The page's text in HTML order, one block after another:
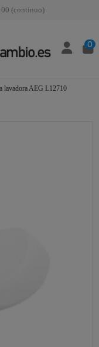
(continuo)
0
lavadora AEG L12710